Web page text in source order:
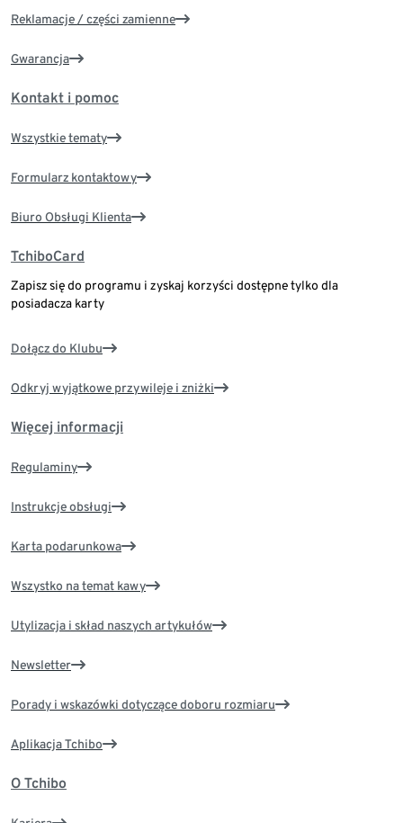
Reklamacje / części zamienne
Gwarancja
Kontakt i pomoc
Wszystkie tematy
Formularz kontaktowy
Biuro Obsługi Klienta
TchiboCard
Zapisz się do programu i zyskaj korzyści dostępne tylko dla
posiadacza karty
Dołącz do Klubu
Odkryj wyjątkowe przywileje i zniżki
Więcej informacji
Regulaminy
Instrukcje obsługi
Karta podarunkowa
Wszystko na temat kawy
Utylizacja i skład naszych artykułów
Newsletter
Porady i wskazówki dotyczące doboru rozmiaru
Aplikacja Tchibo
O Tchibo